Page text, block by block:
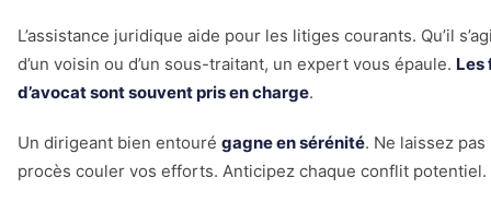
L’assistance juridique aide pour les litiges courants. Qu’il
d’un voisin ou d’un sous-traitant, un expert vous épaule. Les
d’avocat sont souvent pris en charge.
Un dirigeant bien entouré gagne en sérénité. Ne laissez pas
procès couler vos efforts. Anticipez chaque conflit potentiel.